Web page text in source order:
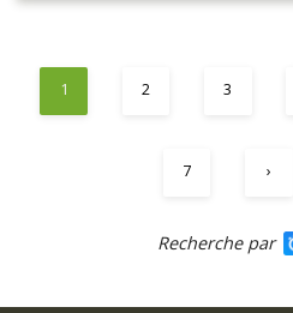
1 2 3
7 ›
Recherche par